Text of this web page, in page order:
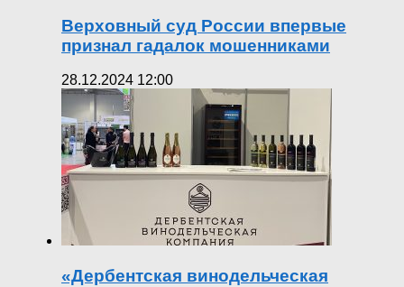
Верховный суд России впервые
признал гадалок мошенниками
28.12.2024 12:00
«Дербентская винодельческая